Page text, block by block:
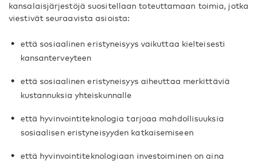
kansalaisjärjestöjä suositellaan toteuttamaan toimia, jotka
viestivät seuraavista asioista:
että sosiaalinen eristyneisyys vaikuttaa kielteisesti
kansanterveyteen
että sosiaalinen eristyneisyys aiheuttaa merkittäviä
kustannuksia yhteiskunnalle
että hyvinvointiteknologia tarjoaa mahdollisuuksia
sosiaalisen eristyneisyyden katkaisemiseen
että hyvinvointiteknologiaan investoiminen on aina